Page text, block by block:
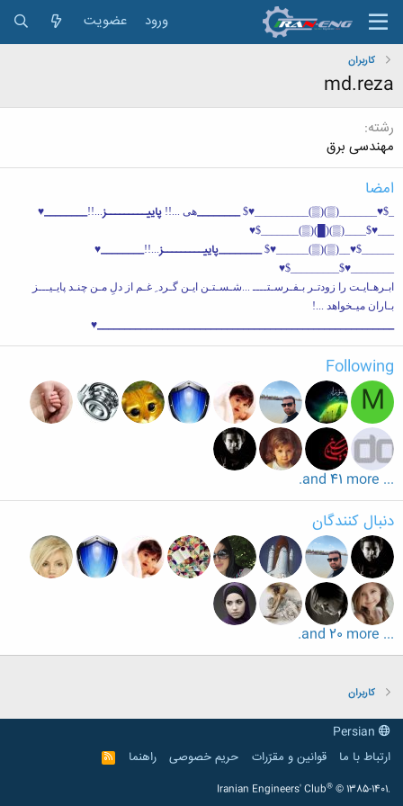
ورود عضویت
کاربران
md.reza
رشته
مهندسی برق
امضا
_$♥_______(▒)(▒)__________♥$
________هی ...!! پاییـــــــــز...!!
________♥
___♥$____(▒)(█)(▒)_______$♥
______$♥__(▒)(▒)______♥$ ________پاییـــــــــز...!!
________♥
________♥$_________$♥
ابـرهـایـت را زودتـر بـفـرسـتــــ ...شـسـتـن ایـن گـرد ِ غـم از دلِ مـن چنـد پایـیـــز
بـاران میـخواهد ...!
_______________________________________________________♥
Following
M
... and 41 more.
دنبال کنندگان
... and 20 more.
کاربران
ارتباط با ما
قوانین و مقرّرات حریم خصوصی راهنما
R
S
Iranian Engineers' Club® © 1385-1401.